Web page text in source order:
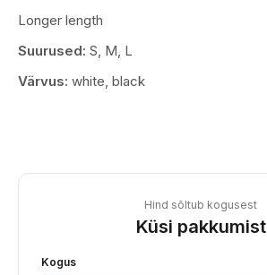
Longer length
Suurused: S, M, L
Värvus: white, black
Hind sõltub kogusest
Küsi pakkumist
Kogus